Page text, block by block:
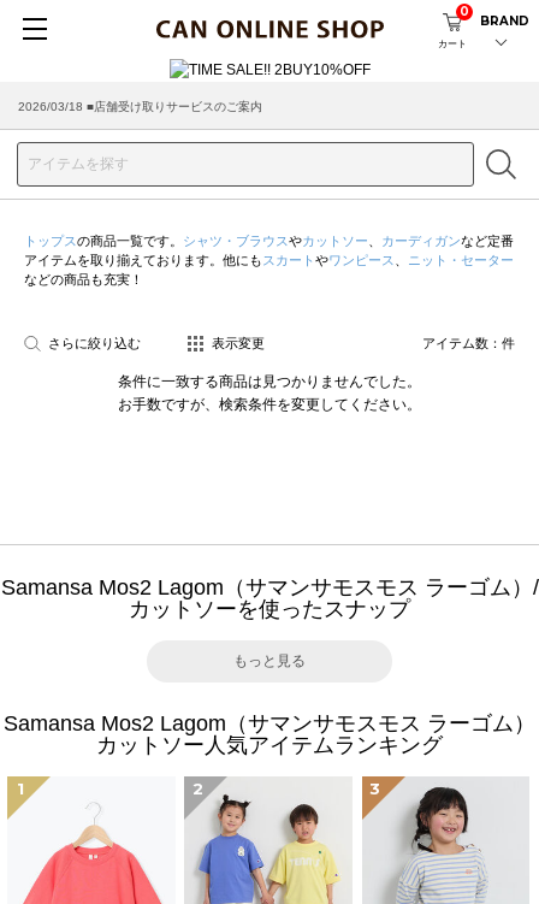
カート
0
BRAND
2026/03/18 ■店舗受け取りサービスのご案内
トップスの商品一覧です。 シャツ・ブラウスやカットソー カーディガンなど定番
アイテムを取り揃えております。他にも スカート やワンピース
ニット・セーター
などの商品も充実！
さらに絞り込む 表示変更 アイテム数： 件
条件に一致する商品は見つかりませんでした。
お手数ですが、検索条件を変更してください。
Samansa Mos2 Lagom（サマンサモスモス ラーゴム）/
カットソーを使ったスナップ
もっと見る
Samansa Mos2 Lagom（サマンサモスモス ラーゴム）
カットソー人気アイテムランキング
1 2 3